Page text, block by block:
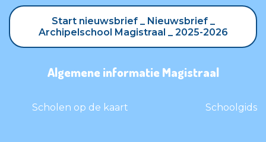
Start nieuwsbrief _ Nieuwsbrief _
Archipelschool Magistraal _ 2025-2026
Start nieuwsbrief _ Nieuwsbrief _
Archipelschool Magistraal _ 2025-2026
Algemene informatie Magistraal
Scholen op de kaart Schoolgids